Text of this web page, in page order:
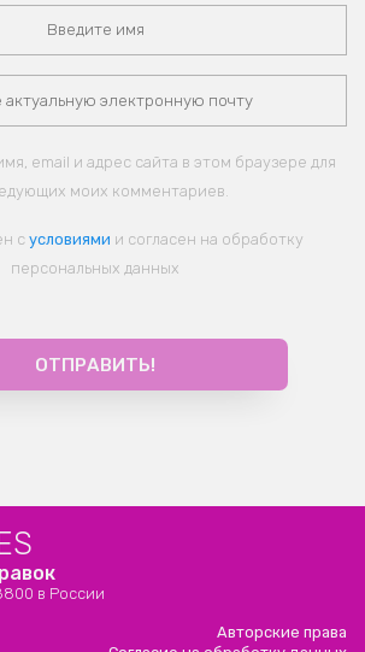
email и адрес сайта в этом браузере для
моих комментариев.
сусловиями и согласен на обработку
персональных данных
в России
Авторские права